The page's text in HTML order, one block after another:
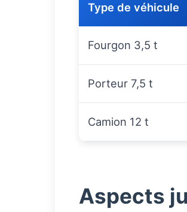
Type de véhicule
Fourgon 3,5 t
Porteur 7,5 t
Camion 12 t
Aspects